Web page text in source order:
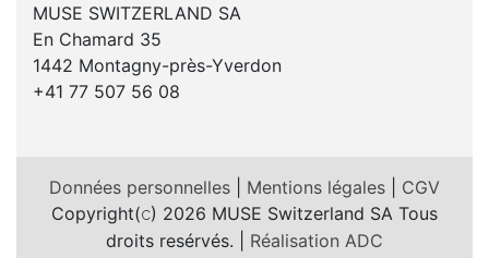
MUSE SWITZERLAND SA
En Chamard 35
1442 Montagny-près-Yverdon
+41 77 507 56 08
Données personnelles Mentions légales
CGV
Copyright(c) 2026 MUSE Switzerland SA Tous
droits resérvés. | Réalisation ADC